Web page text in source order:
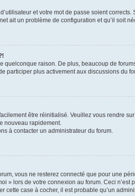
et votre mot de passe soient
ait un problème de configuration et qu’il soit
quelconque raison. De plus, beaucoup de
participer plus activement aux discussions du
être réinitialisé. Veuillez vous rendre
nouveau rapidement.
à contacter un administrateur du forum.
vous ne resterez connecté que pour une
» lors de votre connexion au forum. Ceci
case à cocher, il est probable qu’un